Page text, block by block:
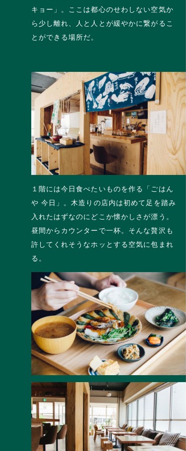
キョー」。ここは都心のせわしない空気か
ら少し離れ、人と人とが緩やかに繋がるこ
とができる場所だ。
１階には今日食べたいものを作る「ごはん
や 今日」。木造りの店内は初めて足を踏み
入れたはずなのにどこか懐かしさが漂う。
昼間からカウンターで一杯。そんな贅沢も
許してくれそうなホッとする空気に包まれ
る。